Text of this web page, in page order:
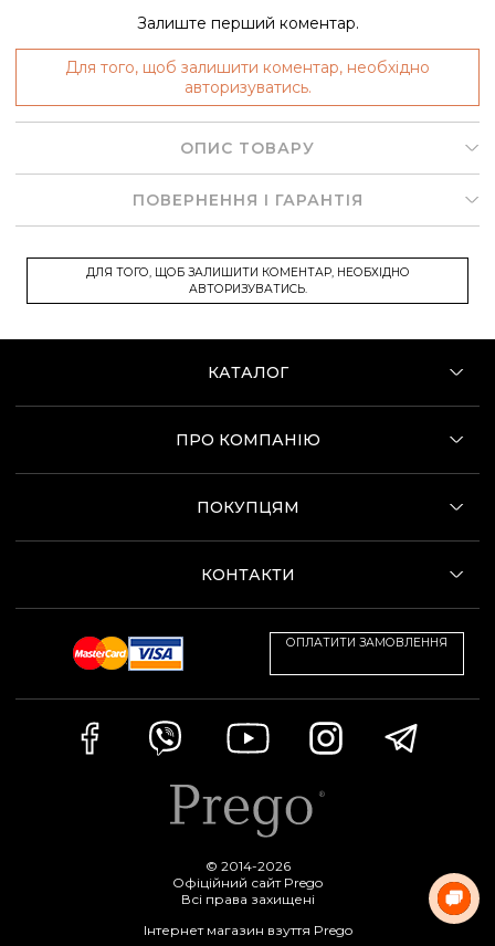
Залиште перший коментар.
Для того, щоб залишити коментар, необхідно
авторизуватись.
ОПИС ТОВАРУ
ПОВЕРНЕННЯ І ГАРАНТІЯ
ДЛЯ ТОГО, ЩОБ ЗАЛИШИТИ КОМЕНТАР, НЕОБХІДНО
АВТОРИЗУВАТИСЬ.
КАТАЛОГ
ПРО КОМПАНІЮ
ПОКУПЦЯМ
КОНТАКТИ
ОПЛАТИТИ ЗАМОВЛЕННЯ
© 2014-2026
Офіційний сайт Prego
Всі права захищені
Інтернет магазин взуття Prego